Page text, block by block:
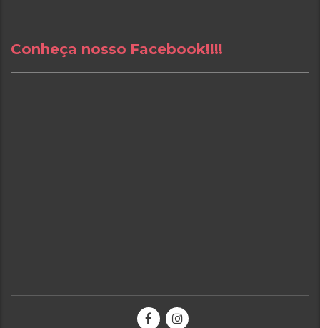
Conheça nosso Facebook!!!!